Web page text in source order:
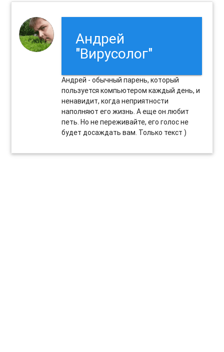
Андрей
"Вирусолог"
Андрей - обычный парень, который
пользуется компьютером каждый день, и
ненавидит, когда неприятности
наполняют его жизнь. А еще он любит
петь. Но не переживайте, его голос не
будет досаждать вам. Только текст )